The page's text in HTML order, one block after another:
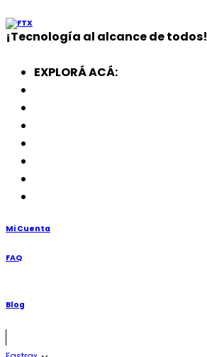
¡Tecnología al alcance de todos!
EXPLORÁ ACÁ:
Mi Cuenta
FAQ
Blog